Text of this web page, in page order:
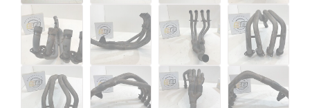
Carrello
Contatti